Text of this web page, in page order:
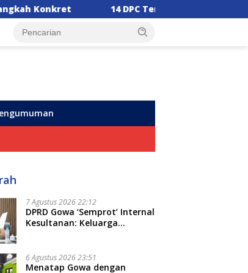
DPC Terima SK Kepengurusan, Ketua DPW PPP
7 Agustus 2026 22:12
DPRD Gowa ‘Semprot’ Internal
Kesultanan: Keluarga
6 Agustus 2026 23:51
Menatap Gowa dengan